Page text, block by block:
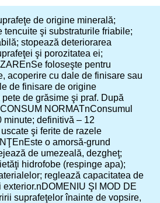
de origine minerală;
şi substraturile friabile;
stopează deteriorarea
şi porozitatea ei;
foloseşte pentru
acoperire cu dale de finisare sau
de finisare de origine
de grăsime şi praf. După
NORMATnConsumul
minute; definitivă – 12
şi ferite de razele
o amorsă-grund
de umezeală, dezgheţ;
hidrofobe (respinge apa);
reglează capacitatea de
ŞI MOD DE
suprafeţelor înainte de vopsire,